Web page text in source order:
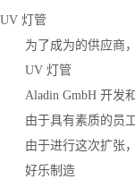
UV 灯管
为了成为的供应商，
UV 灯管
Aladin GmbH 开发和
由于具有素质的员工
由于进行这次扩张，
好乐制造